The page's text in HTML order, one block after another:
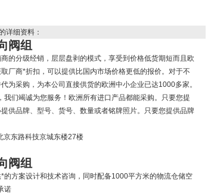
详细资料：
阀组
的分级经销，层层盘剥的模式，享受到价格低货期短而且欧
厂商*折扣，可以提供比国内市场价格更低的报价。对于不
为采购，为本公司直接供货的欧洲中小企业已达1000多家。
们竭诚为您服务！欧洲所有进口产品都能采购。只要您提
供品牌、型号、货号、数量或者铭牌照片。只要您提供品牌
东路科技京城东楼27楼
阀组
方案设计和技术咨询，同时配备1000平方米的物流仓储空
诺